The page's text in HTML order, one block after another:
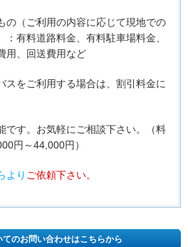
の（ご利用の内容に応じて現地での
：有料道路料金、有料駐車場料金、
用、回送費用など
スをご利用する場合は、割引料金に
です。お気軽にご相談下さい。（料
円～44,000円）
より ご依頼下さい。
のお問い合わせはこちらから